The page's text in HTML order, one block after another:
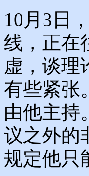
10月3日
线，正在
虚，谈理
有些紧张
由他主持
议之外的
规定他只